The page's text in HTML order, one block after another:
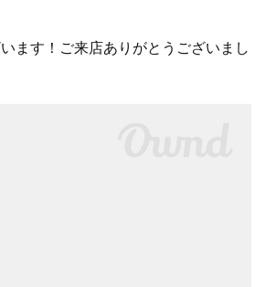
ます！ご来店ありがとうございまし